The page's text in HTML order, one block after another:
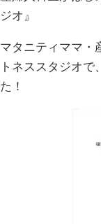
ジオ』
マタニティママ・
トネススタジオ
た！